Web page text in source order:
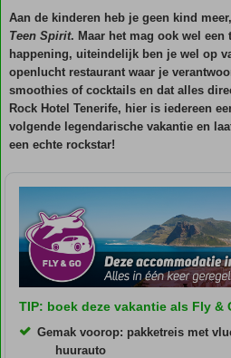
Aan de kinderen heb je geen kind
Teen Spirit. Maar het mag ook wel
happening, uiteindelijk ben je wel op
openlucht restaurant waar je
smoothies of cocktails en dat alles
Rock Hotel Tenerife, hier is iedereen
volgende legendarische vakantie en
een echte rockstar!
TIP: boek deze vakantie als Fly &
Gemak voorop: pakketreis met
huurauto